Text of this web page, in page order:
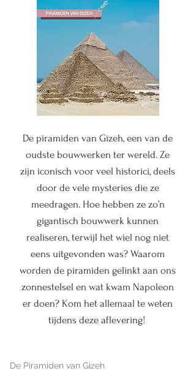
De piramiden van Gizeh, een van de
oudste bouwwerken ter wereld. Ze
zijn iconisch voor veel historici, deels
door de vele mysteries die ze
meedragen. Hoe hebben ze zo’n
gigantisch bouwwerk kunnen
realiseren, terwijl het wiel nog niet
eens uitgevonden was? Waarom
worden de piramiden gelinkt aan ons
zonnestelsel en wat kwam Napoleon
er doen? Kom het allemaal te weten
tijdens deze aflevering!
De Piramiden van Gizeh